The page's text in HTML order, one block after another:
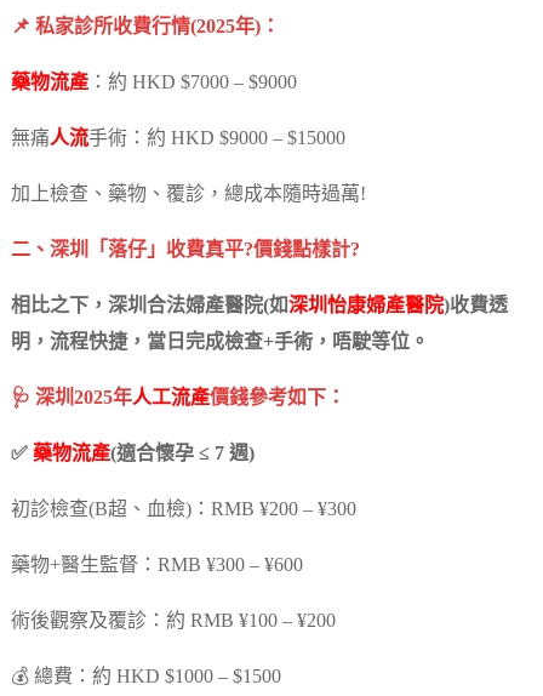
📌 私家診所收費行情(2025年)：
藥物流產：約 HKD $7000 – $9000
無痛人流手術：約 HKD $9000 – $15000
加上檢查、藥物、覆診，總成本隨時過萬!
二、深圳「落仔」收費真平?價錢點樣計?
相比之下，深圳合法婦產醫院(如深圳怡康婦產醫院)收費透
明，流程快捷，當日完成檢查+手術，唔駛等位。
🩺 深圳2025年人工流產價錢參考如下：
✅ 藥物流產(適合懷孕 ≤ 7 週)
初診檢查(B超、血檢)：RMB ¥200 – ¥300
藥物+醫生監督：RMB ¥300 – ¥600
術後觀察及覆診：約 RMB ¥100 – ¥200
💰 總費：約 HKD $1000 – $1500